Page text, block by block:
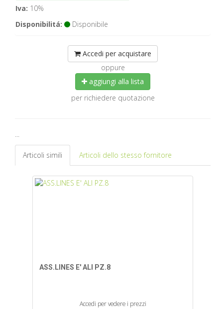
Iva: 10%
Disponibilitá:
Disponibile
Accedi per acquistare
oppure
aggiungi alla lista
per richiedere quotazione
...
Articoli simili Articoli dello stesso fornitore
ASS.LINES E' ALI PZ.8
Accedi per vedere i prezzi